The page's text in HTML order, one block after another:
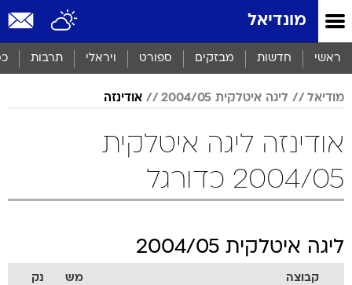
מונדיאל
ראשי חדשות מבזקים ספורט ויראלי תרבות
מודיאל ליגה איטלקית 2004/05 אודינזה
אודינזה ליגה איטלקית
2004/05 כדורגל
ליגה איטלקית 2004/05
קבוצה מש נק